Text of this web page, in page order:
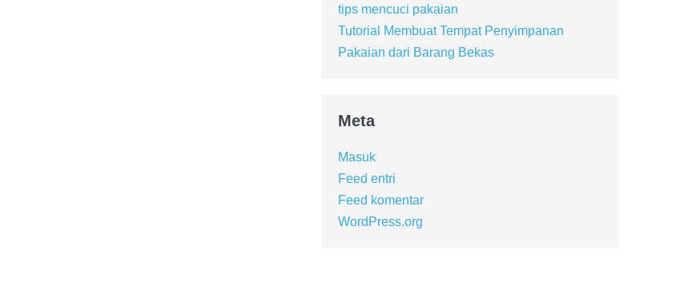
tips mencuci pakaian
Tutorial Membuat Tempat Penyimpanan
Pakaian dari Barang Bekas
Meta
Masuk
Feed entri
Feed komentar
WordPress.org